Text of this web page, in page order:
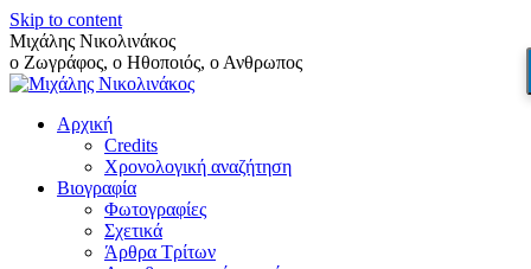
Skip to content
Μιχάλης Νικολινάκος
ο Ζωγράφος, ο Ηθοποιός, ο Ανθρωπος
Αρχική
Credits
Χρονολογική αναζήτηση
Βιογραφία
Φωτογραφίες
Σχετικά
Άρθρα Τρίτων